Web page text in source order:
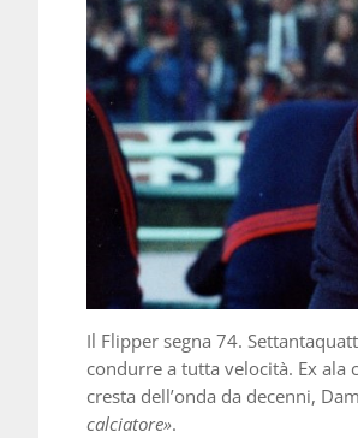
Il Flipper segna 74.
condurre a tutta velocità. Ex
cresta dell’onda da decenni,
calciatore».